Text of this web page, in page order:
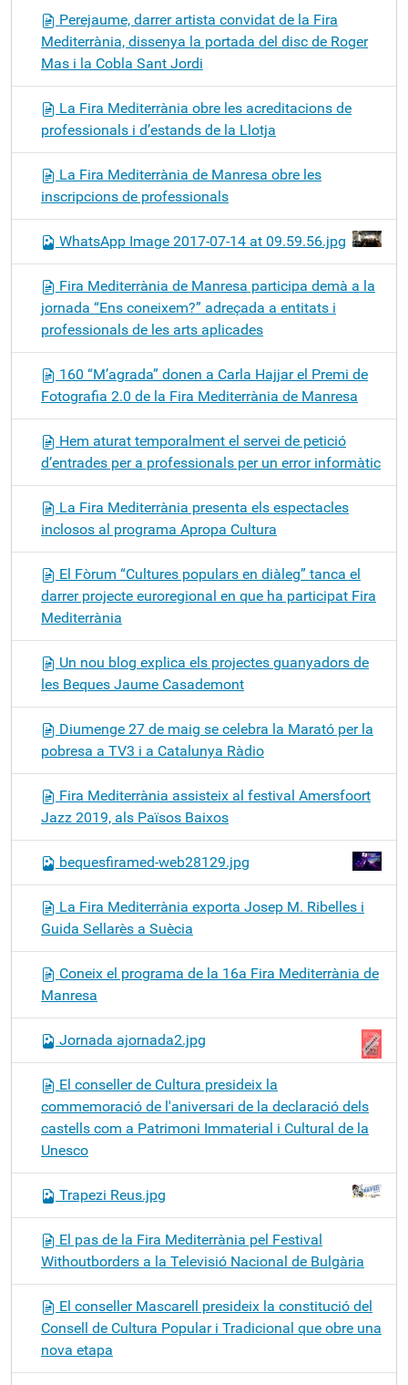
Perejaume, darrer artista convidat de la Fira
Mediterrània, dissenya la portada del disc de Roger
Mas i la Cobla Sant Jordi
La Fira Mediterrània obre les acreditacions de
professionals i d’estands de la Llotja
La Fira Mediterrània de Manresa obre les
inscripcions de professionals
WhatsApp Image 2017-07-14 at 09.59.56.jpg
Fira Mediterrània de Manresa participa demà a la
jornada “Ens coneixem?” adreçada a entitats i
professionals de les arts aplicades
160 “M’agrada” donen a Carla Hajjar el Premi de
Fotografia 2.0 de la Fira Mediterrània de Manresa
Hem aturat temporalment el servei de petició
d’entrades per a professionals per un error informàtic
La Fira Mediterrània presenta els espectacles
inclosos al programa Apropa Cultura
El Fòrum “Cultures populars en diàleg” tanca el
darrer projecte euroregional en que ha participat Fira
Mediterrània
Un nou blog explica els projectes guanyadors de
les Beques Jaume Casademont
Diumenge 27 de maig se celebra la Marató per la
pobresa a TV3 i a Catalunya Ràdio
Fira Mediterrània assisteix al festival Amersfoort
Jazz 2019, als Països Baixos
bequesfiramed-web28129.jpg
La Fira Mediterrània exporta Josep M. Ribelles i
Guida Sellarès a Suècia
Coneix el programa de la 16a Fira Mediterrània de
Manresa
Jornada ajornada2.jpg
El conseller de Cultura presideix la
commemoració de l'aniversari de la declaració dels
castells com a Patrimoni Immaterial i Cultural de la
Unesco
Trapezi Reus.jpg
El pas de la Fira Mediterrània pel Festival
Withoutborders a la Televisió Nacional de Bulgària
El conseller Mascarell presideix la constitució del
Consell de Cultura Popular i Tradicional que obre una
nova etapa